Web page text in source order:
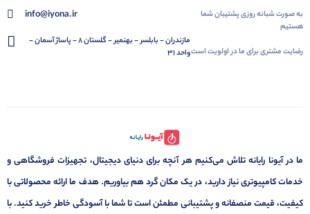
به صورت شبانه روزی پشتیبان شما
هستیم
رضایت مشتری برای ما در اولویت است
info@iyona.ir
مازندران - بابلسر - بهنمیر - گلستان 8 - پاساژ آسمان -
واحد 31
ما در آیونا رایانه تلاش می‌کنیم هر آنچه برای دنیای دیجیتال، تجهیزات فروشگاهی و
خدمات کامپیوتری نیاز دارید، در یک مکان گرد هم بیاوریم. هدف ما ارائه محصولاتی با
کیفیت، قیمت منصفانه و پشتیبانی مطمئن است تا شما با آسودگی خاطر خرید کنید. با